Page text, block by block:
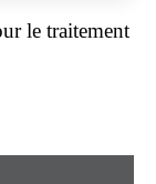
le traitement